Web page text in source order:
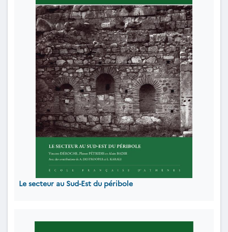
Le secteur au Sud-Est du péribole